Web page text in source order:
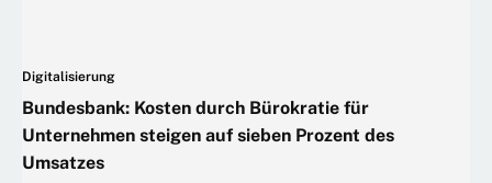
Digitalisierung
Bundesbank: Kosten durch Bürokratie für
Unternehmen steigen auf sieben Prozent des
Umsatzes